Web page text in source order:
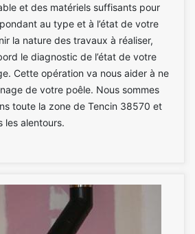
et des matériels suffisants pour
au type et à l’état de votre
la nature des travaux à réaliser,
le diagnostic de l’état de votre
Cette opération va nous aider à ne
de votre poêle. Nous sommes
toute la zone de Tencin 38570 et
les alentours.